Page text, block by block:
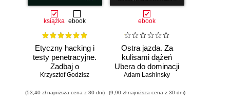
książka ebook
Etyczny hacking i
testy penetracyjne.
Zadbaj o
bezpieczeństwo
Krzysztof Godzisz
(53,40 zł najniższa cena z 30 dni)
ebook
Ostra jazda. Za
kulisami dążeń
Ubera do dominacji
na świecie
Adam Lashinsky
(9,90 zł najniższa cena z 30 dni)